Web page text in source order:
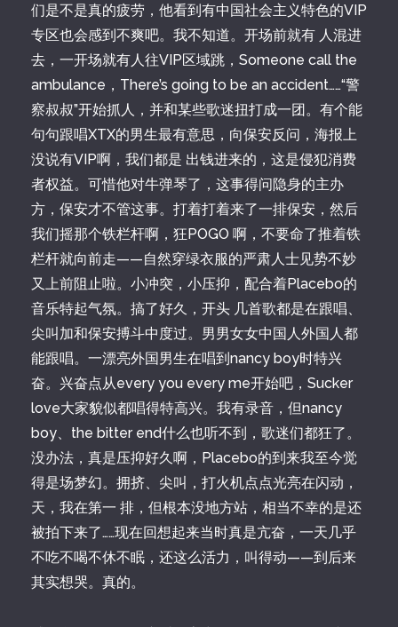
们是不是真的疲劳，他看到有中国社会主义特色的VIP
专区也会感到不爽吧。我不知道。开场前就有 人混进
去，一开场就有人往VIP区域跳，Someone call the
ambulance，There’s going to be an accident……“警
察叔叔”开始抓人，并和某些歌迷扭打成一团。有个能
句句跟唱XTX的男生最有意思，向保安反问，海报上
没说有VIP啊，我们都是 出钱进来的，这是侵犯消费
者权益。可惜他对牛弹琴了，这事得问隐身的主办
方，保安才不管这事。打着打着来了一排保安，然后
我们摇那个铁栏杆啊，狂POGO 啊，不要命了推着铁
栏杆就向前走——自然穿绿衣服的严肃人士见势不妙
又上前阻止啦。小冲突，小压抑，配合着Placebo的
音乐特起气氛。搞了好久，开头 几首歌都是在跟唱、
尖叫加和保安搏斗中度过。男男女女中国人外国人都
能跟唱。一漂亮外国男生在唱到nancy boy时特兴
奋。兴奋点从every you every me开始吧，Sucker
love大家貌似都唱得特高兴。我有录音，但nancy
boy、the bitter end什么也听不到，歌迷们都狂了。
没办法，真是压抑好久啊，Placebo的到来我至今觉
得是场梦幻。拥挤、尖叫，打火机点点光亮在闪动，
天，我在第一 排，但根本没地方站，相当不幸的是还
被拍下来了……现在回想起来当时真是亢奋，一天几乎
不吃不喝不休不眠，还这么活力，叫得动——到后来
其实想哭。真的。